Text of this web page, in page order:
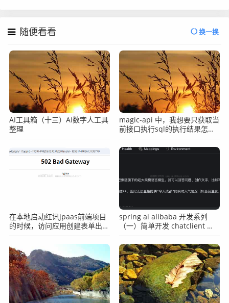
随便看看 换一换
AI工具箱（十三）AI数字人工具
整理
magic-api 中，我想要只获取当
前接口执行sql的执行结果怎么
办？
在本地启动红讯jpaas前端项目
的时候，访问应用创建表单出现
502的提示怎么办？
spring ai alibaba 开发系列
（一）简单开发 chatclient 示
例